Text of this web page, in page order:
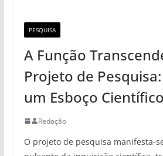
PESQUISA
A Função
Projeto de
um Esboço Científico
Redação
O projeto de pesquisa manifesta-